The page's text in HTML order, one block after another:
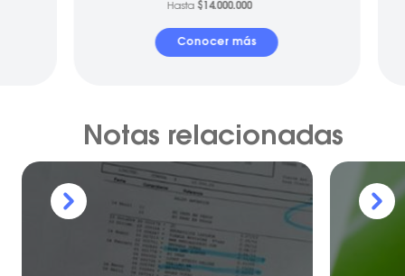
Hasta$14.000.000
Conocer más
Notas relacionadas